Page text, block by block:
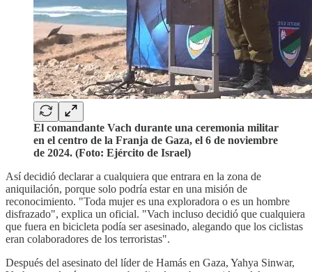
El comandante Vach durante una ceremonia militar
en el centro de la Franja de Gaza, el 6 de noviembre
de 2024. (Foto: Ejército de Israel)
Así decidió declarar a cualquiera que entrara en la zona de
aniquilación, porque solo podría estar en una misión de
reconocimiento. "Toda mujer es una exploradora o es un hombre
disfrazado", explica un oficial. "Vach incluso decidió que cualquiera
que fuera en bicicleta podía ser asesinado, alegando que los ciclistas
eran colaboradores de los terroristas".
Después del asesinato del líder de Hamás en Gaza, Yahya Sinwar,